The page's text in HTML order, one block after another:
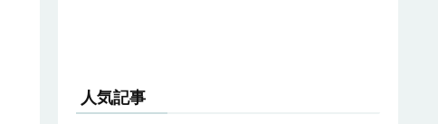
人気記事